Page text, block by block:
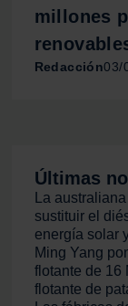
millones
Redacción03/
Últimas
La
sustituir el
energía solar
Ming Yang
flotante de 16
flotante de